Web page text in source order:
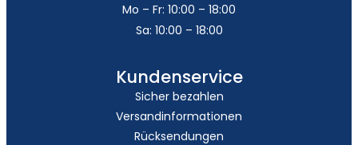
Mo – Fr: 10:00 – 18:00
Sa: 10:00 – 18:00
Kundenservice
Sicher bezahlen
Versandinformationen
Rücksendungen